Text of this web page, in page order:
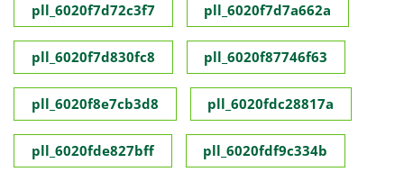
pll_6020f7d72c3f7 pll_6020f7d7a662a
pll_6020f7d830fc8 pll_6020f87746f63
pll_6020f8e7cb3d8 pll_6020fdc28817a
pll_6020fde827bff pll_6020fdf9c334b